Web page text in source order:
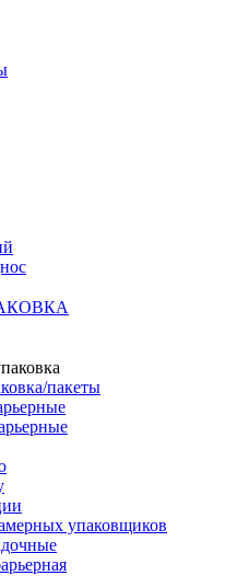
пакеты
упаковщиков